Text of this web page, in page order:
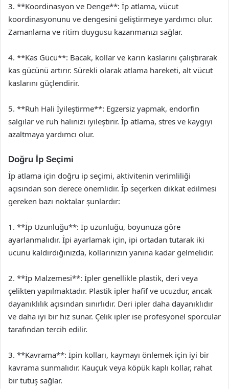
3. **Koordinasyon ve Denge**: İp atlama, vücut
koordinasyonunu ve dengesini geliştirmeye yardımcı olur.
Zamanlama ve ritim duygusu kazanmanızı sağlar.
4. **Kas Gücü**: Bacak, kollar ve karın kaslarını çalıştırarak
kas gücünü artırır. Sürekli olarak atlama hareketi, alt vücut
kaslarını güçlendirir.
5. **Ruh Hali İyileştirme**: Egzersiz yapmak, endorfin
salgılar ve ruh halinizi iyileştirir. İp atlama, stres ve kaygıyı
azaltmaya yardımcı olur.
Doğru İp Seçimi
İp atlama için doğru ip seçimi, aktivitenin verimliliği
açısından son derece önemlidir. İp seçerken dikkat edilmesi
gereken bazı noktalar şunlardır:
1. **İp Uzunluğu**: İp uzunluğu, boyunuza göre
ayarlanmalıdır. İpi ayarlamak için, ipi ortadan tutarak iki
ucunu kaldırdığınızda, kollarınızın yanına kadar gelmelidir.
2. **İp Malzemesi**: İpler genellikle plastik, deri veya
çelikten yapılmaktadır. Plastik ipler hafif ve ucuzdur, ancak
dayanıklılık açısından sınırlıdır. Deri ipler daha dayanıklıdır
ve daha iyi bir hız sunar. Çelik ipler ise profesyonel sporcular
tarafından tercih edilir.
3. **Kavrama**: İpin kolları, kaymayı önlemek için iyi bir
kavrama sunmalıdır. Kauçuk veya köpük kaplı kollar, rahat
bir tutuş sağlar.